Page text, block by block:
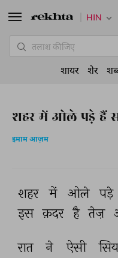
शहर में ओले पड़े हैं
इमाम आज़म
शहर में ओले पड़े
इस क़दर है तेज़
रात ने ऐसी
HIN
शायर शेर